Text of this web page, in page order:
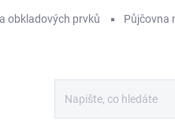
obkladových prvků Půjčovna